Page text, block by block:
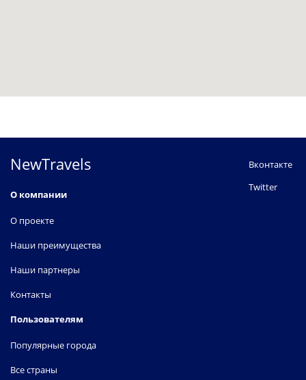
NewTravels
О компании
О проекте
Наши преимущества
Наши партнеры
Контакты
Пользователям
Популярные города
Все страны
Вконтакте
Twitter